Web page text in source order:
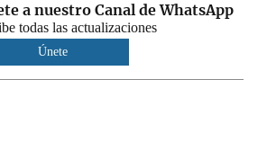
a nuestro Canal de WhatsApp
todas las actualizaciones
Únete